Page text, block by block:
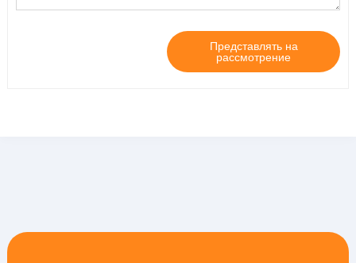
Представлять на
рассмотрение